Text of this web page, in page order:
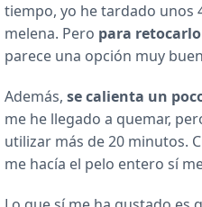
tiempo, yo he tardado unos
melena. Pero para
parece una opción muy
Además, se calienta un
me he llegado a quemar,
utilizar más de 20 minutos.
me hacía el pelo entero sí